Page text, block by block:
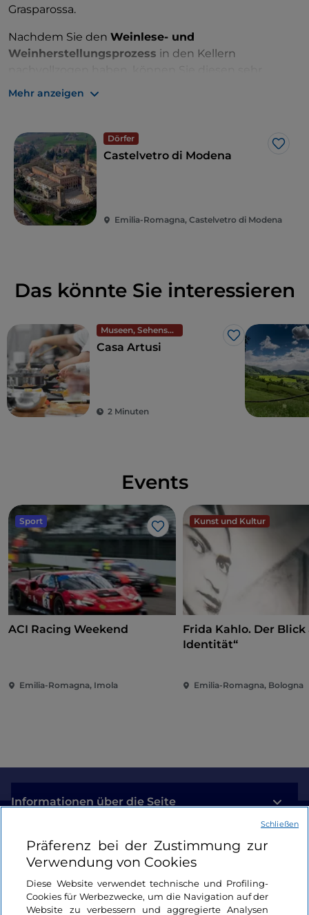
Grasparossa.
Nachdem Sie den Weinlese- und
Weinherstellungsprozess in den Kellern
frischen Rotwein natürlich auch trinken. Alternativ
können Sie ihn auch im Zentrum von Modena in
den gastronomischen Spezialitäten der Region ein
schönes Glas Lambrusco kombinieren.
Zu diesem Zweck ist die lebhafte
ihren historischen Weinbars perfekt.
Mehr anzeigen
Dörfer
Like
Castelvetro di Modena
Emilia-Romagna, Castelvetro di Modena
Das könnte Sie interessieren
Museen, Sehenswürdigkeiten und Denkmäler
Like
Casa Artusi
2 Minuten
Events
Sport
Like
ACI Racing Weekend
Emilia-Romagna, Imola
Kunst und Kultur
Frida Kahlo. Der Blick
Identität“
Emilia-Romagna, Bologna
Informationen über die Seite
Nützliche Links
Login
Bleiben wir in Kontakt
Präferenz bei der Zustimmung zur
Verwendung von Cookies
Diese Website verwendet technische und Profiling-
Cookies für Werbezwecke, um die Navigation auf der
Website zu verbessern und aggregierte Analysen
Schließen